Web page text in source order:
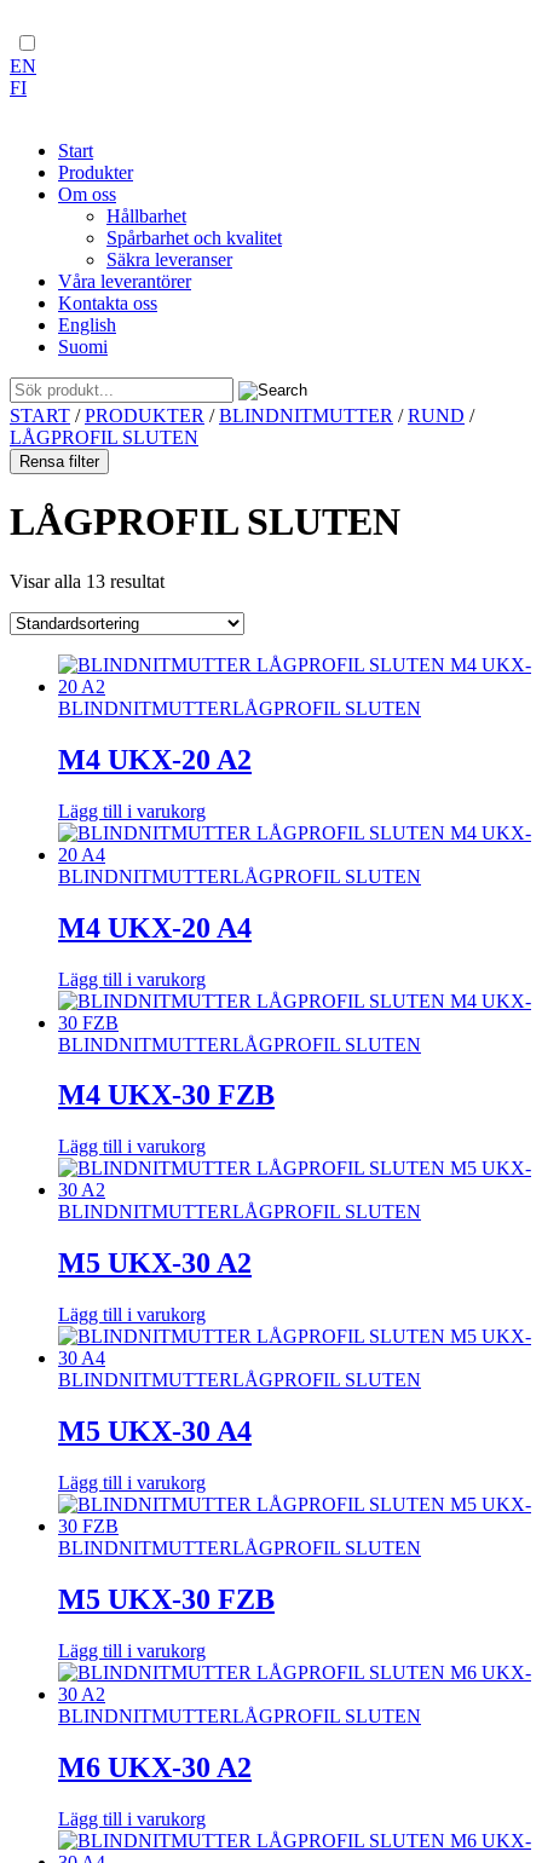
EN
FI
Start
Produkter
Om oss
Hållbarhet
Spårbarhet och kvalitet
Säkra leveranser
Våra leverantörer
Kontakta oss
English
Suomi
Skip
to
content
START /PRODUKTER /BLINDNITMUTTER /RUND /
LÅGPROFIL SLUTEN
Rensa filter
LÅGPROFIL SLUTEN
Visar alla 13 resultat
BLINDNITMUTTERLÅGPROFIL SLUTEN
M4 UKX-20 A2
Lägg till i varukorg
BLINDNITMUTTERLÅGPROFIL SLUTEN
M4 UKX-20 A4
Lägg till i varukorg
BLINDNITMUTTERLÅGPROFIL SLUTEN
M4 UKX-30 FZB
Lägg till i varukorg
BLINDNITMUTTERLÅGPROFIL SLUTEN
M5 UKX-30 A2
Lägg till i varukorg
BLINDNITMUTTERLÅGPROFIL SLUTEN
M5 UKX-30 A4
Lägg till i varukorg
BLINDNITMUTTERLÅGPROFIL SLUTEN
M5 UKX-30 FZB
Lägg till i varukorg
BLINDNITMUTTERLÅGPROFIL SLUTEN
M6 UKX-30 A2
Lägg till i varukorg